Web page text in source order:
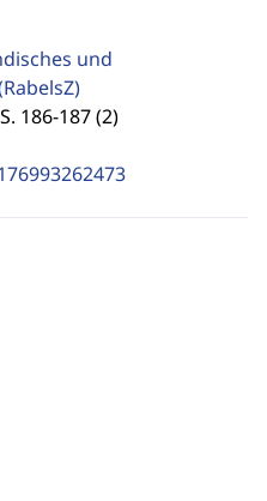
und
S. 186-187 (2)